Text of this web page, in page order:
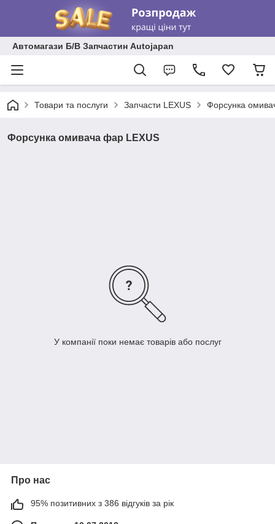
Автомагази Б/В Запчастин Autojapan
Товари та послуги Запчасти LEXUS Форсунка
Форсунка омивача фар LEXUS
У компанії поки немає товарів або послуг
Про нас
95% позитивних з 386 відгуків за рік